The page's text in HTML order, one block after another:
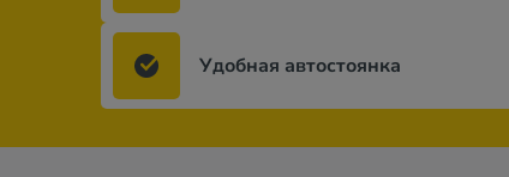
Удобная автостоянка